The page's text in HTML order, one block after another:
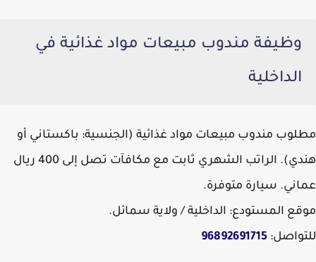
وظيفة مندوب مبيعات مواد غذائية في
الداخلية
مطلوب مندوب مبيعات مواد غذائية (الجنسية: باكستاني أو
هندي). الراتب الشهري ثابت مع مكافآت تصل إلى 400 ريال
عماني. سيارة متوفرة.
موقع المستودع: الداخلية / ولاية سمائل.
للتواصل: 96892691715